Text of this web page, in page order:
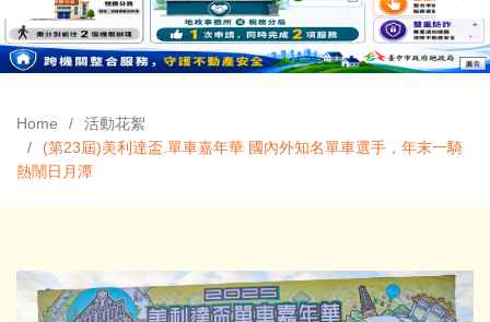
Home
活動花絮
(第23屆)美利達盃.單車嘉年華 國內外知名單車選手，年末一騎
熱鬧日月潭